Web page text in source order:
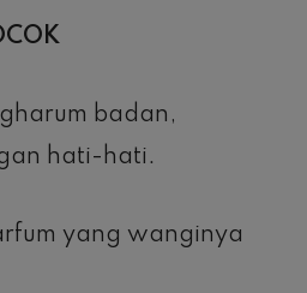
badan,
hati-hati.
yang wanginya